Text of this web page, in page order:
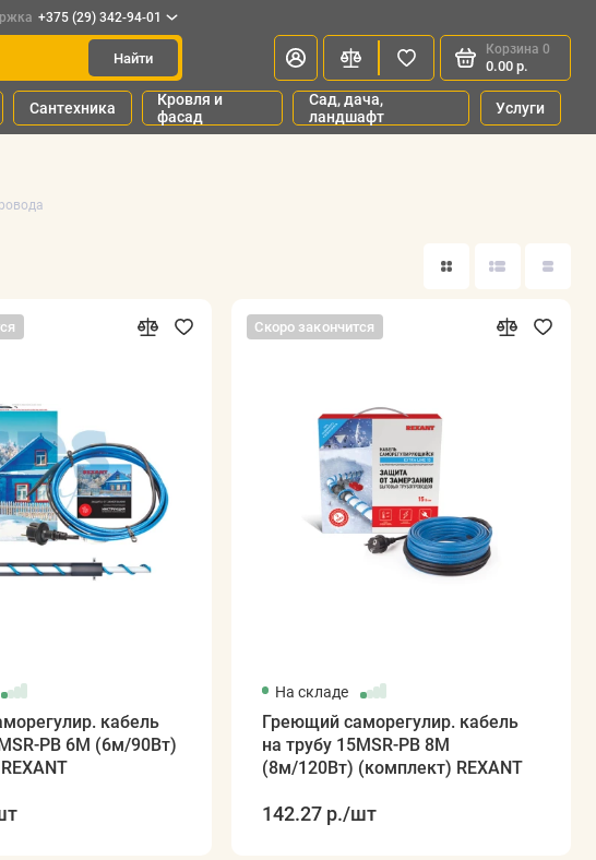
+375 (29) 342-94-01
Найти
Корзина 0
0.00 р.
Сантехника
Кровля и
фасад
Сад, дача,
ландшафт
Услуги
кабель
PB 6M (6м/90Вт)
Скоро закончится
На складе
Греющий саморегулир. кабель
на трубу 15MSR-PB 8M
(8м/120Вт) (комплект) REXANT
142.27 р./шт